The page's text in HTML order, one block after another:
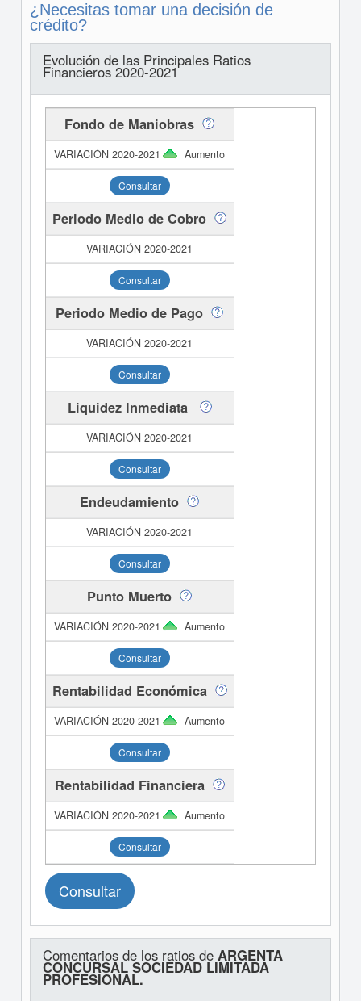
¿Necesitas tomar una decisión de
crédito?
Evolución de las Principales Ratios
Financieros 2020-2021
Fondo de Maniobras
Aumento
Consultar
Periodo Medio de Cobro
Consultar
Periodo Medio de Pago
Consultar
Liquidez Inmediata
Consultar
Endeudamiento
Consultar
Punto Muerto
Aumento
Consultar
Rentabilidad Económica
Aumento
Consultar
Rentabilidad Financiera
Aumento
Consultar
Consultar
Comentarios de los ratios de ARGENTA
CONCURSAL SOCIEDAD LIMITADA
PROFESIONAL.